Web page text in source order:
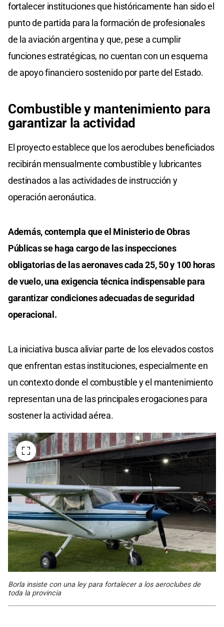
fortalecer instituciones que históricamente han sido el
punto de partida para la formación de profesionales
de la aviación argentina y que, pese a cumplir
funciones estratégicas, no cuentan con un esquema
de apoyo financiero sostenido por parte del Estado.
Combustible y mantenimiento para
garantizar la actividad
El proyecto establece que los aeroclubes beneficiados
recibirán mensualmente combustible y lubricantes
destinados a las actividades de instrucción y
operación aeronáutica.
Además, contempla que el Ministerio de Obras
Públicas se haga cargo de las inspecciones
obligatorias de las aeronaves cada 25, 50 y 100 horas
de vuelo, una exigencia técnica indispensable para
garantizar condiciones adecuadas de seguridad
operacional.
La iniciativa busca aliviar parte de los elevados costos
que enfrentan estas instituciones, especialmente en
un contexto donde el combustible y el mantenimiento
representan una de las principales erogaciones para
sostener la actividad aérea.
Borla insiste con una ley para fortalecer a los aeroclubes de
toda la provincia